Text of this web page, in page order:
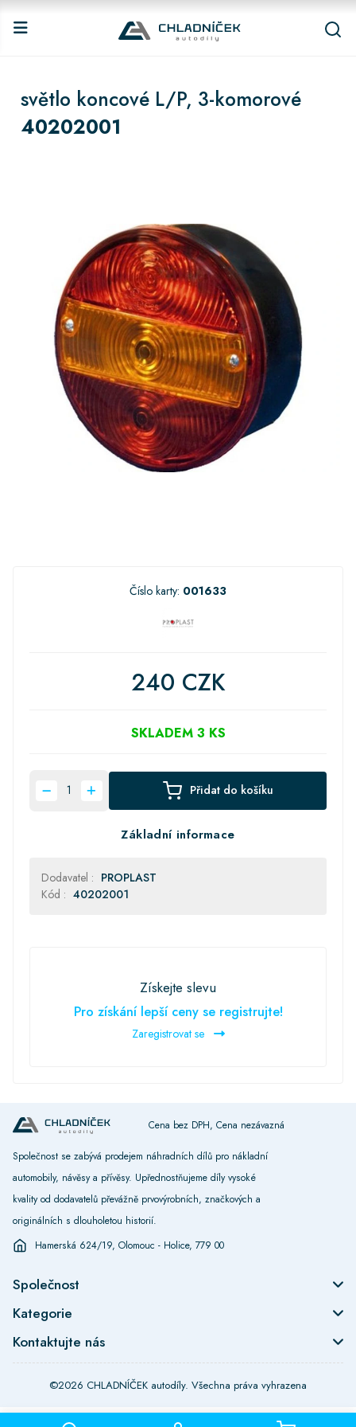
světlo koncové L/P, 3-komorové
40202001
Číslo karty: 001633
240 CZK
SKLADEM 3 KS
Přidat do košíku
Základní informace
Dodavatel : PROPLAST
Kód : 40202001
Získejte slevu
Pro získání lepší ceny se registrujte!
Zaregistrovat se
Cena bez DPH, Cena nezávazná
Společnost se zabývá prodejem náhradních dílů pro nákladní
automobily, návěsy a přívěsy. Upřednostňujeme díly vysoké
kvality od dodavatelů převážně prvovýrobních, značkových a
originálních s dlouholetou historií.
Hamerská 624/19, Olomouc - Holice, 779 00
Společnost
Kategorie
Kontaktujte nás
©2026 CHLADNÍČEK autodíly. Všechna práva vyhrazena